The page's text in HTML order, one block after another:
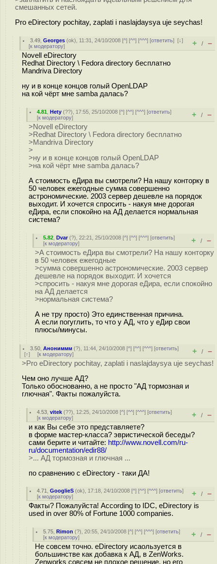
смешанных сетей.
Pro eDirectory pochitay, zaplati i naslajdaysya uje seychas!
3.49 ,Georges (ok), 11:31, 24/10/2008 [^] [^^] [^^^] [ответить][↓]
[к модератору] + / –
Novell eDirectory
Redhat Directory \ Fedora directory бесплатно
Mandriva Directory
ну и в конце концов голый OpenLDAP
на кой чёрт мне samba далась?
4.81 ,Hety (??), 17:55, 25/10/2008 [^] [^^] [^^^] [ответить]
[к модератору] + / –
>Novell eDirectory
>Redhat Directory \ Fedora directory бесплатно
>Mandriva Directory
>
>ну и в конце концов голый OpenLDAP
>на кой чёрт мне samba далась?
А стоимость еДира вы смотрели? На нашу конторку в
50 человек ежегодные сумма совершенно
астрономические. 2003 сервер дешевле на порядок
выходит. И хочется спросить - накуя мне дорогая
еДира, если спокойно на АД делается нормальная
система?
5.82 ,Dvar(?), 22:21, 25/10/2008 [^] [^^] [^^^] [ответить]
[к модератору] + / –
>А стоимость еДира вы смотрели? На нашу конторку
в 50 человек ежегодные
>сумма совершенно астрономические. 2003 сервер
дешевле на порядок выходит. И хочется
>спросить - накуя мне дорогая еДира, если спокойно
на АД делается
>нормальная система?
А не тру просто) Это единственная причина.
А если погуглить, то что у АД, что у еДир свои
плюсы/минусы.
3.50 ,Анониммм (?), 11:44, 24/10/2008 [^] [^^] [^^^] [ответить]
[↑] [к модератору] + / –
>Pro eDirectory pochitay, zaplati i naslajdaysya uje seychas!
Чем оно лучше АД?
Только обоснованно, а не просто "АД тормозная и
глючная". Факты пожалуйста.
4.53 ,vitek (??), 12:25, 24/10/2008 [^] [^^] [^^^] [ответить]
[к модератору] + / –
и как Вы себе это представляете?
в форме мастер-класса? эвристической беседы?
сами берите и читайте: http://www.novell.com/ru-
ru/documentation/edir88/
>... АД тормозная и глючная ...
по сравнению с eDirectory - таки ДА!
4.71 ,GooglieS (ok), 17:18, 24/10/2008 [^] [^^] [^^^] [ответить]
[к модератору] + / –
Факты? Пожалуйста! According to IDC, eDirectory is
used in over 80% of Fortune 1000 companies.
5.75 ,Rimon (?), 20:55, 24/10/2008 [^] [^^] [^^^] [ответить]
[к модератору] + / –
Не совсем точно. eDirectory исаользуется в
большинстве как добавка к АД, в ZenWorks.
Zenworks совсем не плохое решение, но его